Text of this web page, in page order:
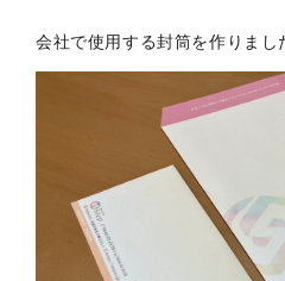
会社で使用する封筒を作りまし